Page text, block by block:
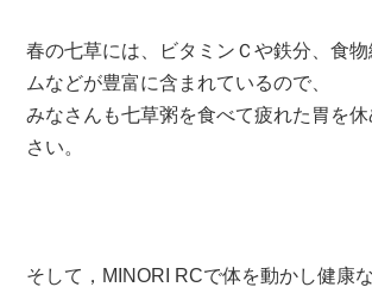
春の七草には、ビタミンＣや鉄分、食
ムなどが豊富に含まれているので、
みなさんも七草粥を食べて疲れた胃を
さい。
そして，MINORI RCで体を動かし健康